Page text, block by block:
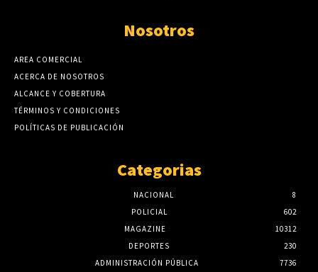
Nosotros
AREA COMERCIAL
ACERCA DE NOSOTROS
ALCANCE Y COBERTURA
TÉRMINOS Y CONDICIONES
POLÍTICAS DE PUBLICACIÓN
Categorias
NACIONAL
8
POLICIAL
602
MAGAZINE
10312
DEPORTES
230
ADMINISTRACIÓN PÚBLICA
7736